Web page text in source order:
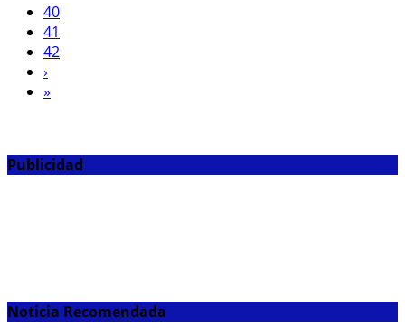
40
41
42
›
»
Publicidad
Noticia Recomendada